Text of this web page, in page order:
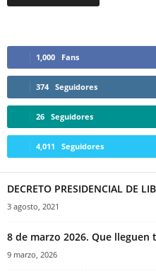
1,000 Fans
374 Seguidores
26 Seguidores
4,011 Seguidores
DECRETO PRESIDENCIAL DE
3 agosto, 2021
8 de marzo 2026. Que
9 marzo, 2026